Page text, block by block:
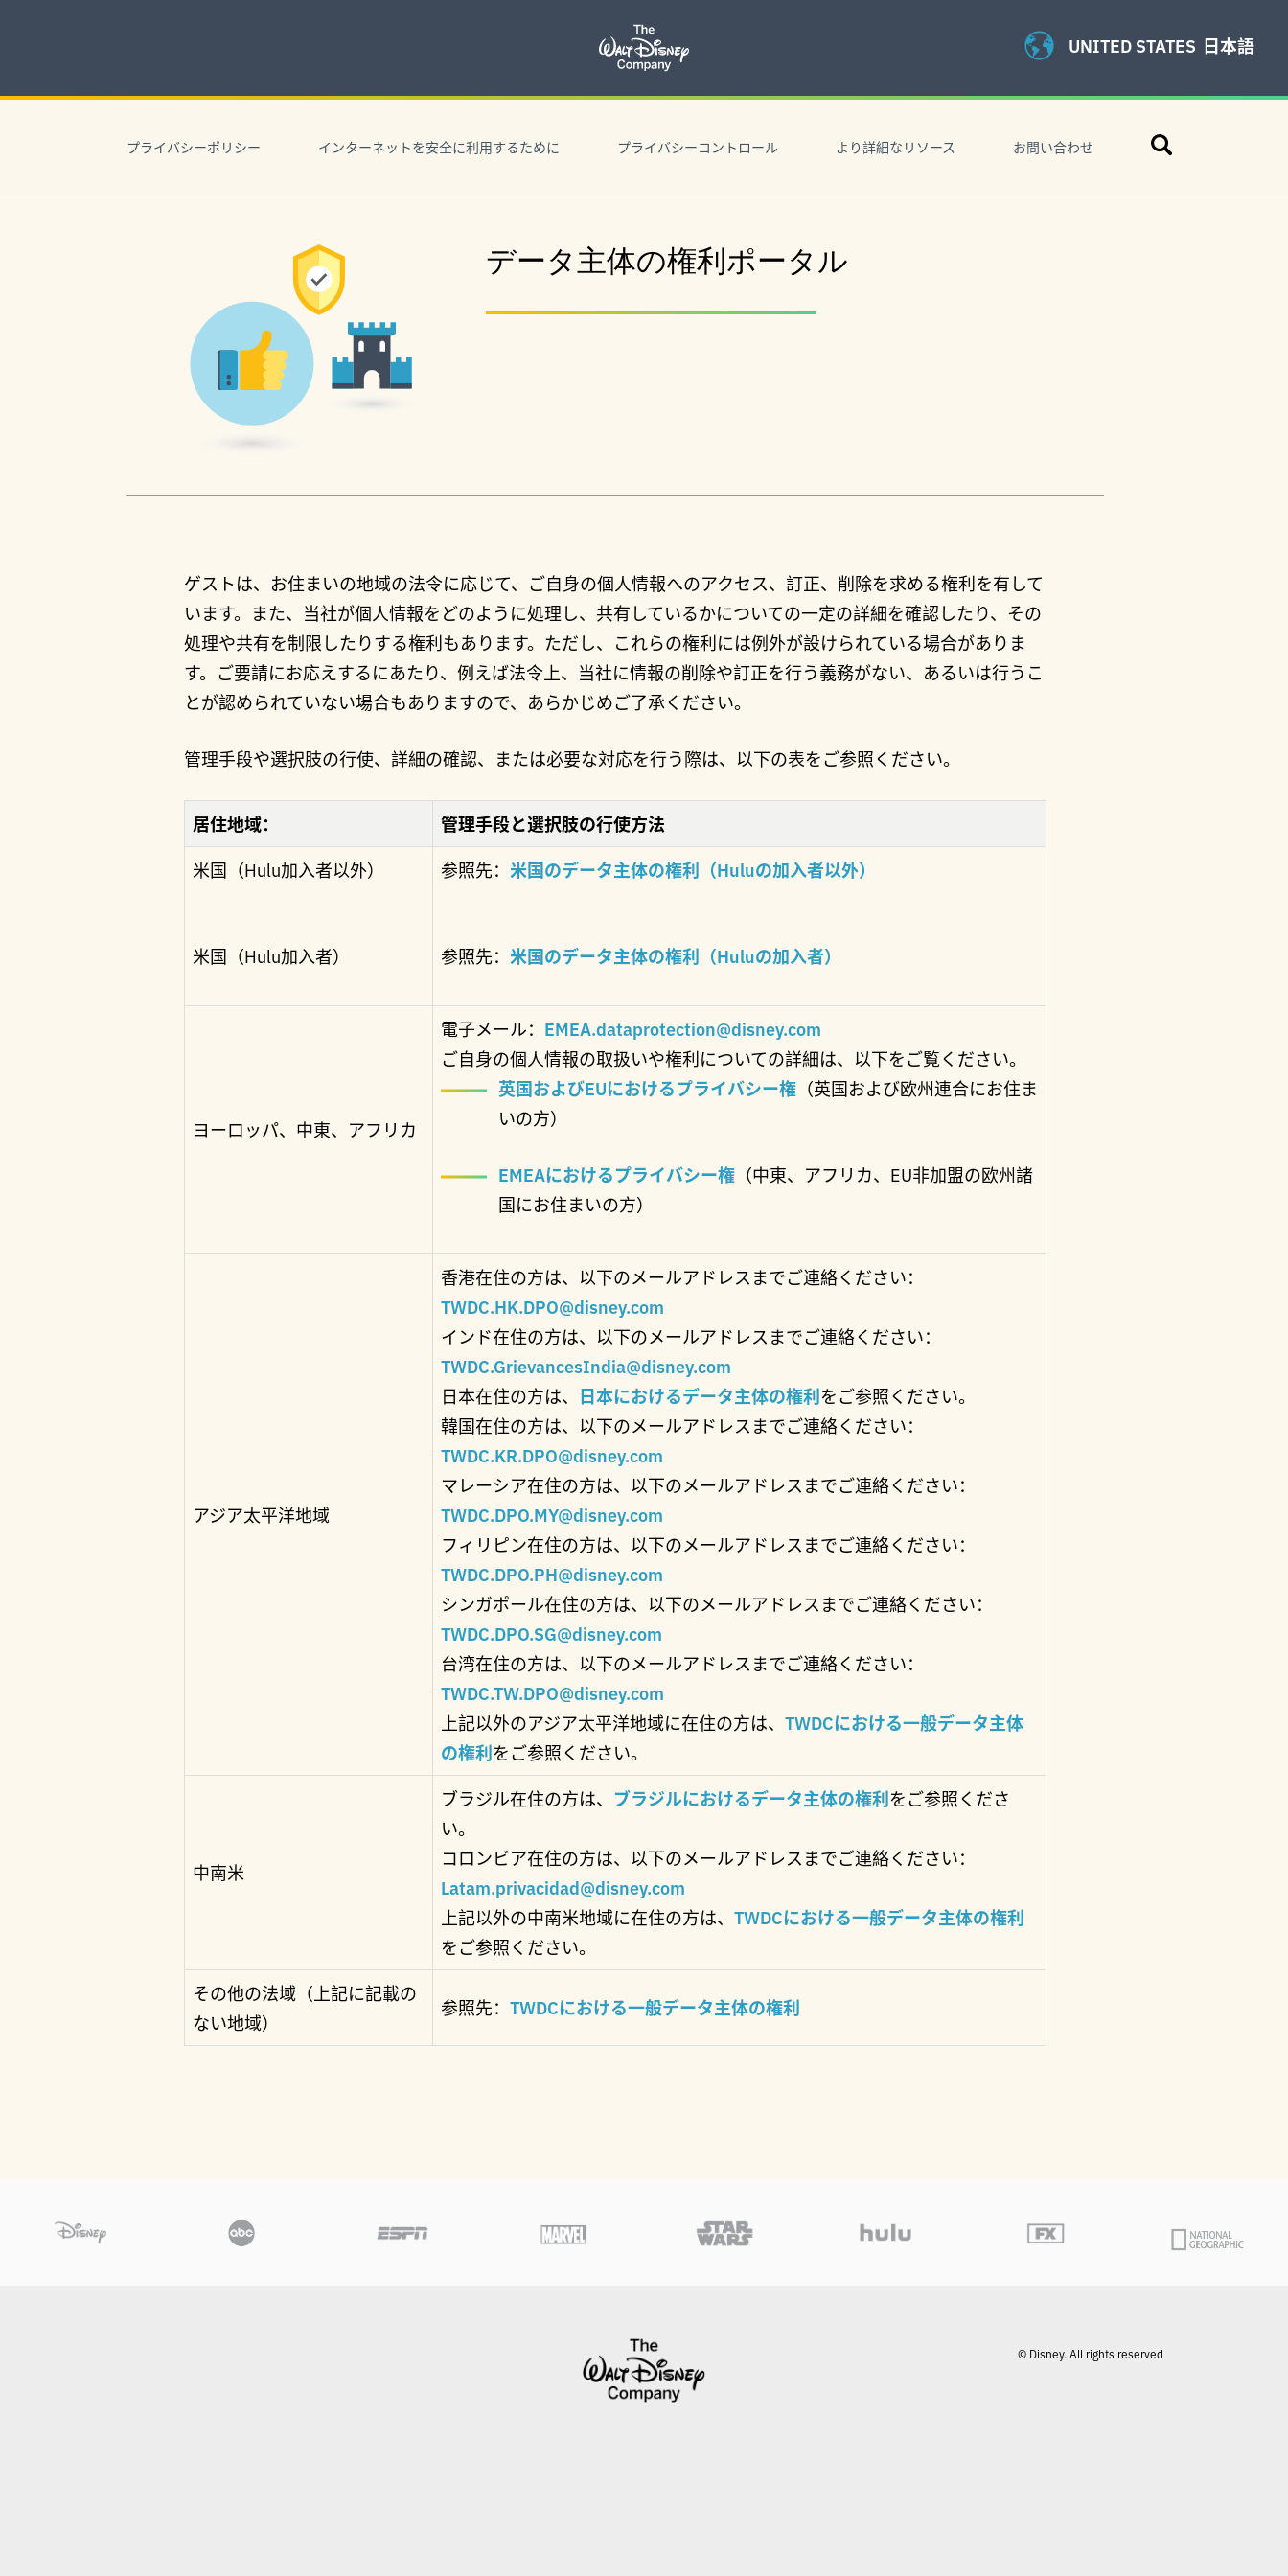
Skip
UNITED STATES 日本語
プライバシーポリシー インターネットを安全に利用するために プライバシーコントロール より詳細なリソース お問い合わせ
検
データ主体の権利ポータル
ゲストは、お住まいの地域の法令に応じて、ご自身の個人情報へのアクセス、訂正、削除を求める権利を有して
います。また、当社が個人情報をどのように処理し、共有しているかについての一定の詳細を確認したり、その
処理や共有を制限したりする権利もあります。ただし、これらの権利には例外が設けられている場合がありま
す。ご要請にお応えするにあたり、例えば法令上、当社に情報の削除や訂正を行う義務がない、あるいは行うこ
とが認められていない場合もありますので、あらかじめご了承ください。
管理手段や選択肢の行使、詳細の確認、または必要な対応を行う際は、以下の表をご参照ください。
居住地域：
管理手段と選択肢の行使方法
米国（Hulu加入者以外）
米国（Hulu加入者）
参照先： 米国のデータ主体の権利（Huluの加入者以外）
参照先： 米国のデータ主体の権利（Huluの加入者）
ヨーロッパ、中東、アフリカ
電子メール： EMEA.dataprotection@disney.com
ご自身の個人情報の取扱いや権利についての詳細は、以下をご覧ください。
英国およびEUにおけるプライバシー権 （英国および欧州連合にお住ま
いの方）
EMEAにおけるプライバシー権 （中東、アフリカ、EU非加盟の欧州諸
国にお住まいの方）
アジア太平洋地域
香港在住の方は、以下のメールアドレスまでご連絡ください：
TWDC.HK.DPO@disney.com
インド在住の方は、以下のメールアドレスまでご連絡ください：
TWDC.GrievancesIndia@disney.com
日本在住の方は、 日本におけるデータ主体の権利をご参照ください。
韓国在住の方は、以下のメールアドレスまでご連絡ください：
TWDC.KR.DPO@disney.com
マレーシア在住の方は、以下のメールアドレスまでご連絡ください：
TWDC.DPO.MY@disney.com
フィリピン在住の方は、以下のメールアドレスまでご連絡ください：
TWDC.DPO.PH@disney.com
シンガポール在住の方は、以下のメールアドレスまでご連絡ください：
TWDC.DPO.SG@disney.com
台湾在住の方は、以下のメールアドレスまでご連絡ください：
TWDC.TW.DPO@disney.com
上記以外のアジア太平洋地域に在住の方は、 TWDCにおける一般データ主体
の権利をご参照ください。
中南米
ブラジル在住の方は、 ブラジルにおけるデータ主体の権利をご参照くださ
い。
コロンビア在住の方は、以下のメールアドレスまでご連絡ください：
Latam.privacidad@disney.com
上記以外の中南米地域に在住の方は、 TWDCにおける一般データ主体の権利
をご参照ください。
その他の法域（上記に記載の
ない地域）
参照先： TWDCにおける一般データ主体の権利
© Disney. All rights reserved